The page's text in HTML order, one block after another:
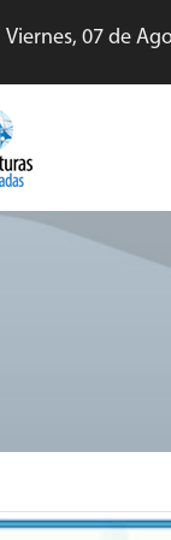
Viernes, 07 de